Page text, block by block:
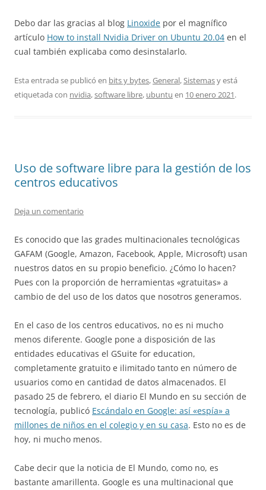
Debo dar las gracias al blog Linoxide por el magnífico
artículo How to install Nvidia Driver on Ubuntu 20.04 en el
cual también explicaba como desinstalarlo.
Esta entrada se publicó en bits y bytes,General,Sistemasy está
etiquetada con nvidia,software libre, ubuntu en 10 enero 2021.
Uso de software libre para la gestión de los
centros educativos
Deja un comentario
Es conocido que las grades multinacionales tecnológicas
GAFAM (Google, Amazon, Facebook, Apple, Microsoft) usan
nuestros datos en su propio beneficio. ¿Cómo lo hacen?
Pues con la proporción de herramientas «gratuitas» a
cambio de del uso de los datos que nosotros generamos.
En el caso de los centros educativos, no es ni mucho
menos diferente. Google pone a disposición de las
entidades educativas el GSuite for education,
completamente gratuito e ilimitado tanto en número de
usuarios como en cantidad de datos almacenados. El
pasado 25 de febrero, el diario El Mundo en su sección de
tecnología, publicó Escándalo en Google: así «espía» a
millones de niños en el colegio y en su casa. Esto no es de
hoy, ni mucho menos.
Cabe decir que la noticia de El Mundo, como no, es
bastante amarillenta. Google es una multinacional que